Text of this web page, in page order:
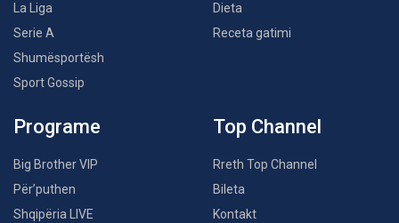
La Liga
Serie A
Shumësportësh
Sport Gossip
Dieta
Receta gatimi
Programe
Big Brother VIP
Për’puthen
Shqipëria LIVE
Top Channel
Rreth Top Channel
Bileta
Kontakt